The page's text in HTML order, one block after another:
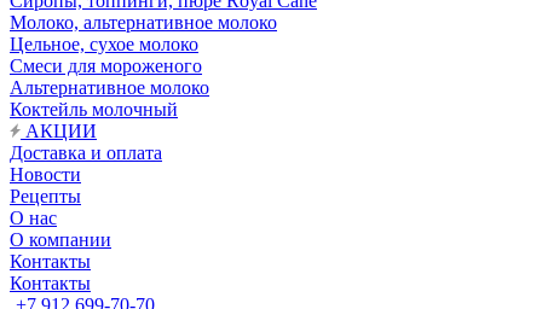
Молоко, альтернативное молоко
Цельное, сухое молоко
Смеси для мороженого
Альтернативное молоко
Коктейль молочный
АКЦИИ
Доставка и оплата
Новости
Рецепты
О нас
О компании
Контакты
Контакты
+7 912 699-70-70